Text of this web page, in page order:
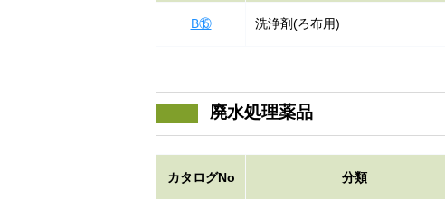
B⑮ 洗浄剤(ろ布用)
廃水処理薬品
カタログNo 分類